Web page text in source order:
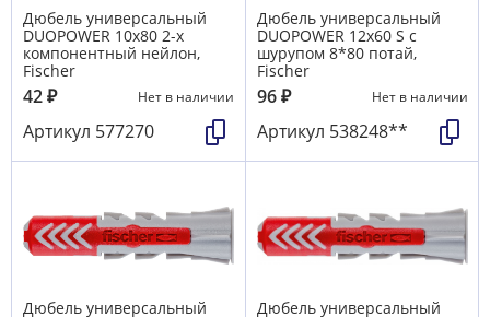
Дюбель универсальный
DUOPOWER 10х80 2-х
компонентный нейлон,
Fischer
42₽ Нет в наличии
Артикул 577270
Дюбель универсальный
DUOPOWER 12x60 S с
шурупом 8*80 потай,
Fischer
96₽ Нет в наличии
Артикул 538248**
Дюбель универсальный
Дюбель универсальный